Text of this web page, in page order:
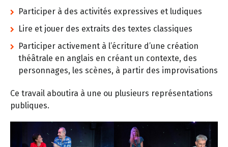
Participer à des activités expressives et ludiques
Lire et jouer des extraits des textes classiques
Participer activement à l’écriture d’une création
théâtrale en anglais en créant un contexte, des
personnages, les scènes, à partir des improvisations
Ce travail aboutira à une ou plusieurs représentations
publiques.